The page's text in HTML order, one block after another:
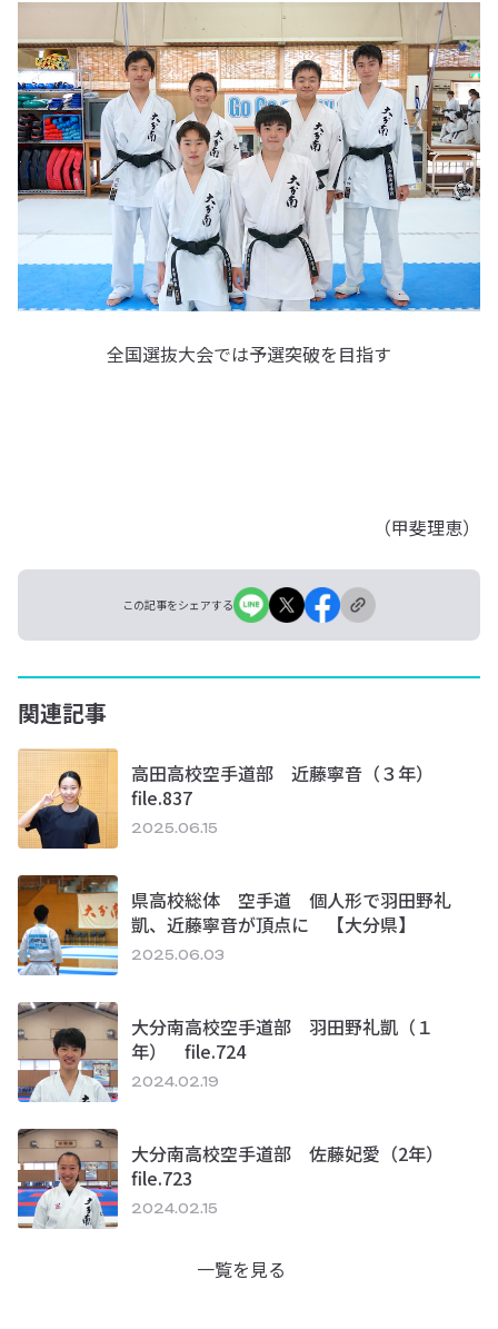
全国選抜大会では予選突破を目指す
（甲斐理恵）
この記事をシェアする
関連記事
高田高校空手道部 近藤寧音（３年）
file.837
2025.06.15
県高校総体 空手道 個人形で羽田野礼
凱、近藤寧音が頂点に 【大分県】
2025.06.03
大分南高校空手道部 羽田野礼凱（１
年） file.724
2024.02.19
大分南高校空手道部 佐藤妃愛（2年）
file.723
2024.02.15
一覧を見る